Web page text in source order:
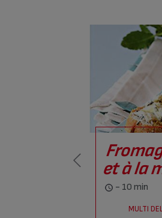
et à la
- 10 min
MULTI